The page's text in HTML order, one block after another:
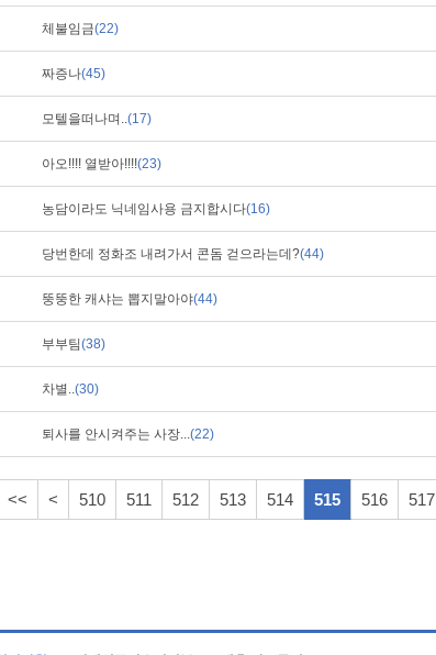
체불임금(22)
짜증나(45)
모텔을떠나며..(17)
아오!!!! 열받아!!!!(23)
농담이라도 닉네임사용 금지합시다(16)
당번한데 정화조 내려가서 콘돔 걷으라는데?(44)
뚱뚱한 캐샤는 뽑지말아야(44)
부부팀(38)
차별..(30)
퇴사를 안시켜주는 사장...(22)
<< < 510 511 512 513 514 515 516 517